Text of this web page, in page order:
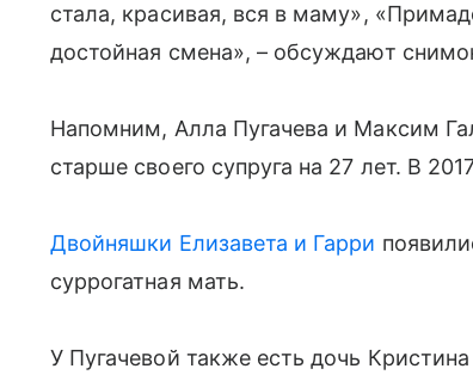
стала, красивая, вся в маму»,
достойная смена», – обсуждают
Напомним, Алла Пугачева и Максим
старше своего супруга на 27 лет. В
Двойняшки Елизавета и Гарри
суррогатная мать.
У Пугачевой также есть дочь